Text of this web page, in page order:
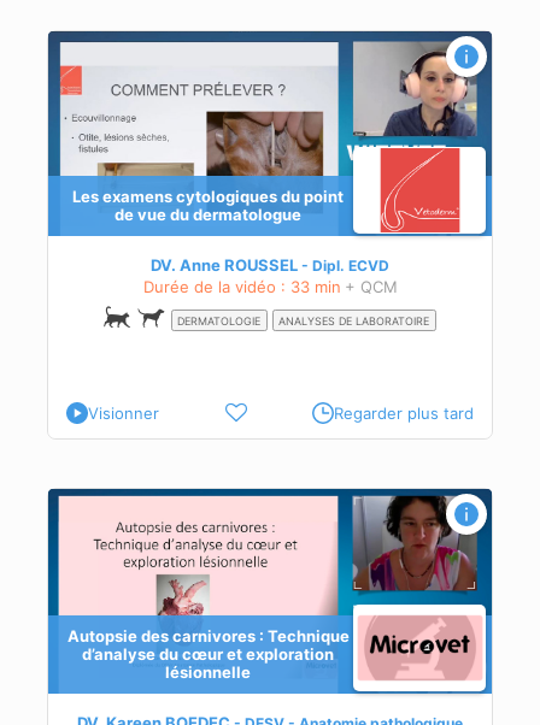
Les examens cytologiques du point
de vue du dermatologue
DV. Anne ROUSSEL Dipl. ECVD
Durée de la vidéo : 33 min + QCM
DERMATOLOGIE ANALYSES DE LABORATOIRE
Visionner Regarder plus tard
Autopsie des carnivores : Technique
d’analyse du cœur et exploration
lésionnelle